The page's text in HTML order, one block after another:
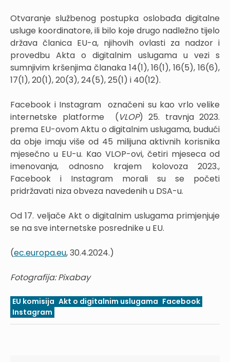
Otvaranje službenog postupka oslobađa digitalne
usluge koordinatore, ili bilo koje drugo nadležno tijelo
država članica EU-a, njihovih ovlasti za nadzor i
provedbu Akta o digitalnim uslugama u vezi s
sumnjivim kršenjima članaka 14(1), 16(1), 16(5), 16(6),
17(1), 20(1), 20(3), 24(5), 25(1) i 40(12).
Facebook i Instagram označeni su kao vrlo velike
internetske platforme (VLOP) 25. travnja 2023.
prema EU-ovom Aktu o digitalnim uslugama, budući
da obje imaju više od 45 milijuna aktivnih korisnika
mjesečno u EU-u. Kao VLOP-ovi, četiri mjeseca od
imenovanja, odnosno krajem kolovoza 2023.,
Facebook i Instagram morali su se početi
pridržavati niza obveza navedenih u DSA-u.
Od 17. veljače Akt o digitalnim uslugama primjenjuje
se na sve internetske posrednike u EU.
(ec.europa.eu, 30.4.2024.)
Fotografija: Pixabay
EU komisija Akt o digitalnim uslugama Facebook
Instagram